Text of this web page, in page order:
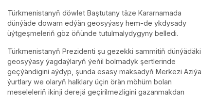
Türkmenistanyň döwlet Baştutany täze Kararnamada
dünýäde dowam edýän geosyýasy hem-de ykdysady
üýtgeşmeleriň göz öňünde tutulmalydygyny belledi.
Türkmenistanyň Prezidenti şu gezekki sammitiň dünýädäki
geosyýasy ýagdaýlaryň ýeňil bolmadyk şertlerinde
geçýändigini aýdyp, şunda esasy maksadyň Merkezi Aziýa
ýurtlary we olaryň halklary üçin örän möhüm bolan
meseleleriň ikinji derejä geçirilmezligini gazanmakdan